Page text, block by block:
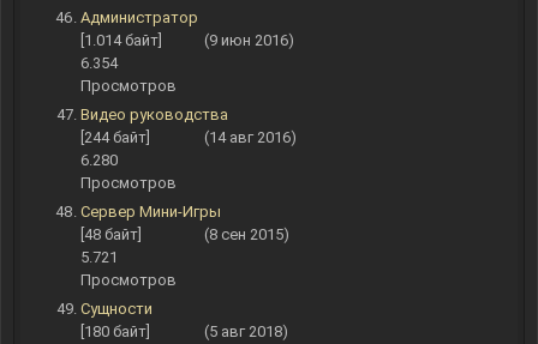
Администратор
[1.014 байт]
(9 июн 2016)
6.354
Просмотров
Видео руководства
[244 байт]
(14 авг 2016)
6.280
Просмотров
Сервер Мини-Игры
[48 байт]
(8 сен 2015)
5.721
Просмотров
Сущности
[180 байт]
(5 авг 2018)